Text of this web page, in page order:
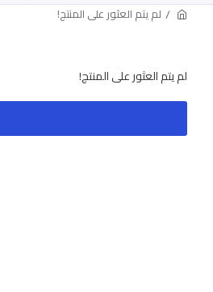
لم يتم العثور على المنتج!
لم يتم العثور على المنتج!